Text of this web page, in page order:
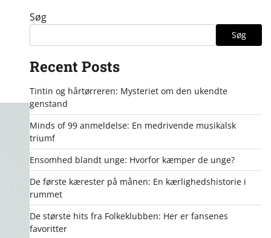
Søg
Søg
Recent Posts
Tintin og hårtørreren: Mysteriet om den ukendte
genstand
Minds of 99 anmeldelse: En medrivende musikalsk
triumf
Ensomhed blandt unge: Hvorfor kæmper de unge?
De første kærester på månen: En kærlighedshistorie i
rummet
De største hits fra Folkeklubben: Her er fansenes
favoritter